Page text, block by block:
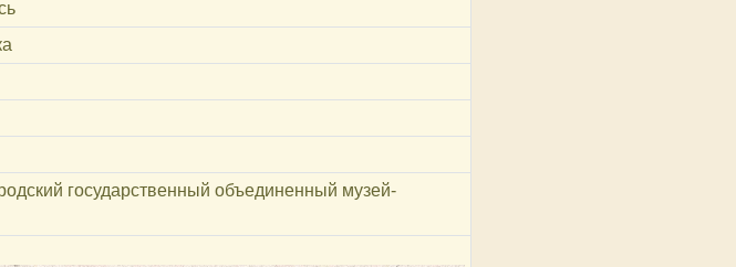
государственный объединенный музей-